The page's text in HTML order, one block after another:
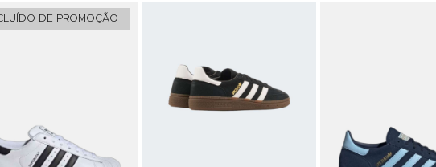
aos Favoritos
DE PROMOÇÃO